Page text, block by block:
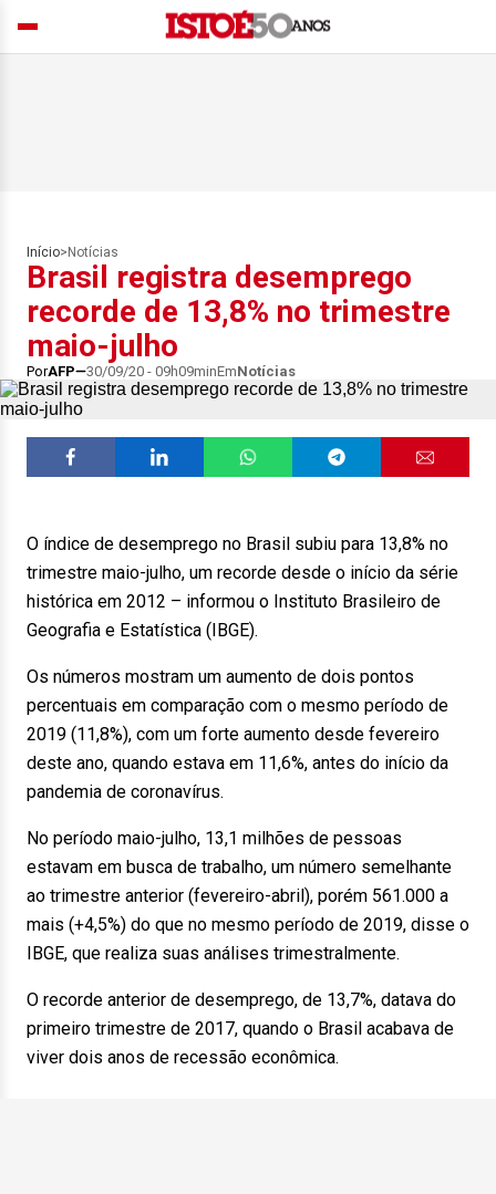
Início> Notícias
Brasil registra desemprego
recorde de 13,8% no trimestre
maio-julho
PorAFP 30/09/20 - 09h09minEmNotícias
O índice de desemprego no Brasil subiu para 13,8% no
trimestre maio-julho, um recorde desde o início da série
histórica em 2012 – informou o Instituto Brasileiro de
Geografia e Estatística (IBGE).
Os números mostram um aumento de dois pontos
percentuais em comparação com o mesmo período de
2019 (11,8%), com um forte aumento desde fevereiro
deste ano, quando estava em 11,6%, antes do início da
pandemia de coronavírus.
No período maio-julho, 13,1 milhões de pessoas
estavam em busca de trabalho, um número semelhante
ao trimestre anterior (fevereiro-abril), porém 561.000 a
mais (+4,5%) do que no mesmo período de 2019, disse o
IBGE, que realiza suas análises trimestralmente.
O recorde anterior de desemprego, de 13,7%, datava do
primeiro trimestre de 2017, quando o Brasil acabava de
viver dois anos de recessão econômica.